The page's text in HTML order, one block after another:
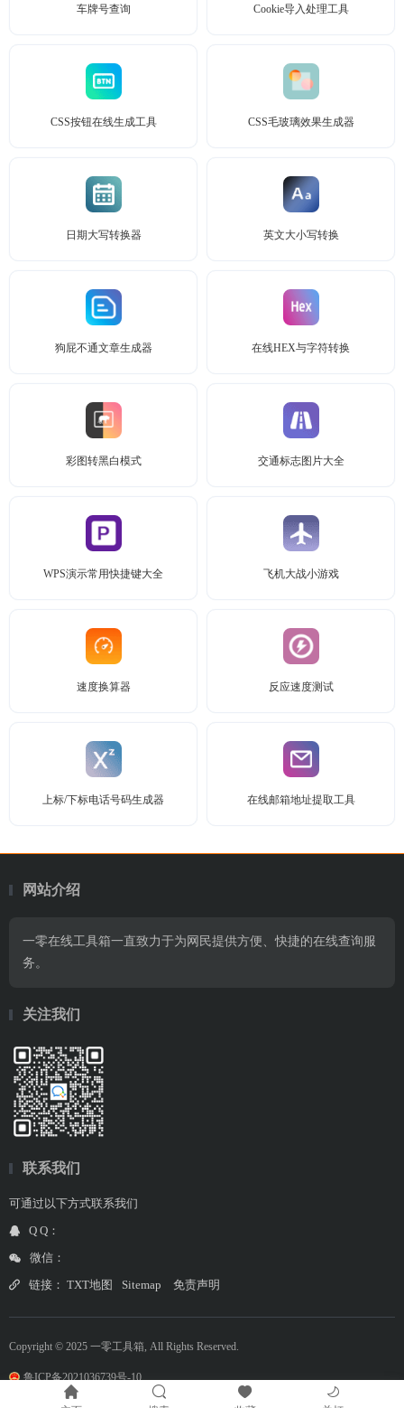
车牌号查询 Cookie导入处理工具
CSS按钮在线生成工具 CSS毛玻璃效果生成器
日期大写转换器 英文大小写转换
狗屁不通文章生成器 在线HEX与字符转换
彩图转黑白模式 交通标志图片大全
WPS演示常用快捷键大全 飞机大战小游戏
速度换算器 反应速度测试
上标/下标电话号码生成器 在线邮箱地址提取工具
网站介绍
一零在线工具箱一直致力于为网民提供方便、快捷的在线查询服
务。
关注我们
联系我们
可通过以下方式联系我们
Q Q：
微信：
链接： TXT地图 Sitemap 免责声明
Copyright © 2025 一零工具箱, All Rights Reserved.
鲁ICP备2021036739号-10